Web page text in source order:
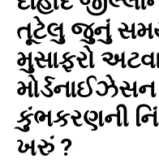
તૂટેલુ જુનું
મુસાફરો
કુંભકરણની
ખરું ?